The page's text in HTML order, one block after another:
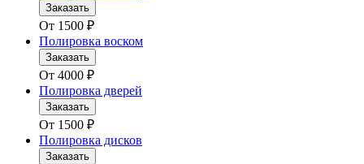
Заказать
От 1500 ₽
Полировка воском
Заказать
От 4000 ₽
Полировка дверей
Заказать
От 1500 ₽
Полировка дисков
Заказать